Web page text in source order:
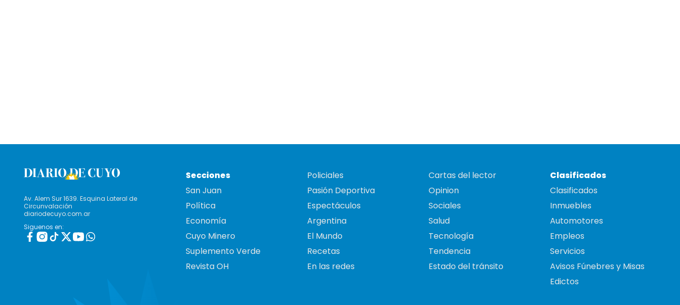
Av. Alem Sur 1639. Esquina Lateral de
Circunvalación
diariodecuyo.com.ar
Siguenos en:
Secciones
San Juan
Política
Economía
Cuyo Minero
Suplemento Verde
Revista OH
Policiales
Pasión Deportiva
Espectáculos
Argentina
El Mundo
Recetas
En las redes
Cartas del lector
Opinion
Sociales
Salud
Tecnología
Tendencia
Estado del tránsito
Clasificados
Clasificados
Inmuebles
Automotores
Empleos
Servicios
Avisos Fúnebres y Misas
Edictos